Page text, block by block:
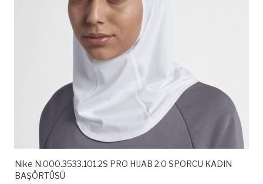
Nike N.000.3533.101.2S PRO HIJAB 2.0 SPORCU KADIN
BAŞÖRTÜSÜ